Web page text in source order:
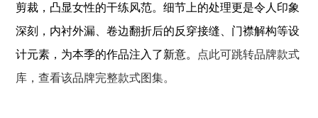
剪裁，凸显女性的干练风范。细节上的处理更是令人印象
深刻，内衬外漏、卷边翻折后的反穿接缝、门襟解构等设
计元素，为本季的作品注入了新意。 点此可跳转品牌款式
库，查看该品牌完整款式图集。